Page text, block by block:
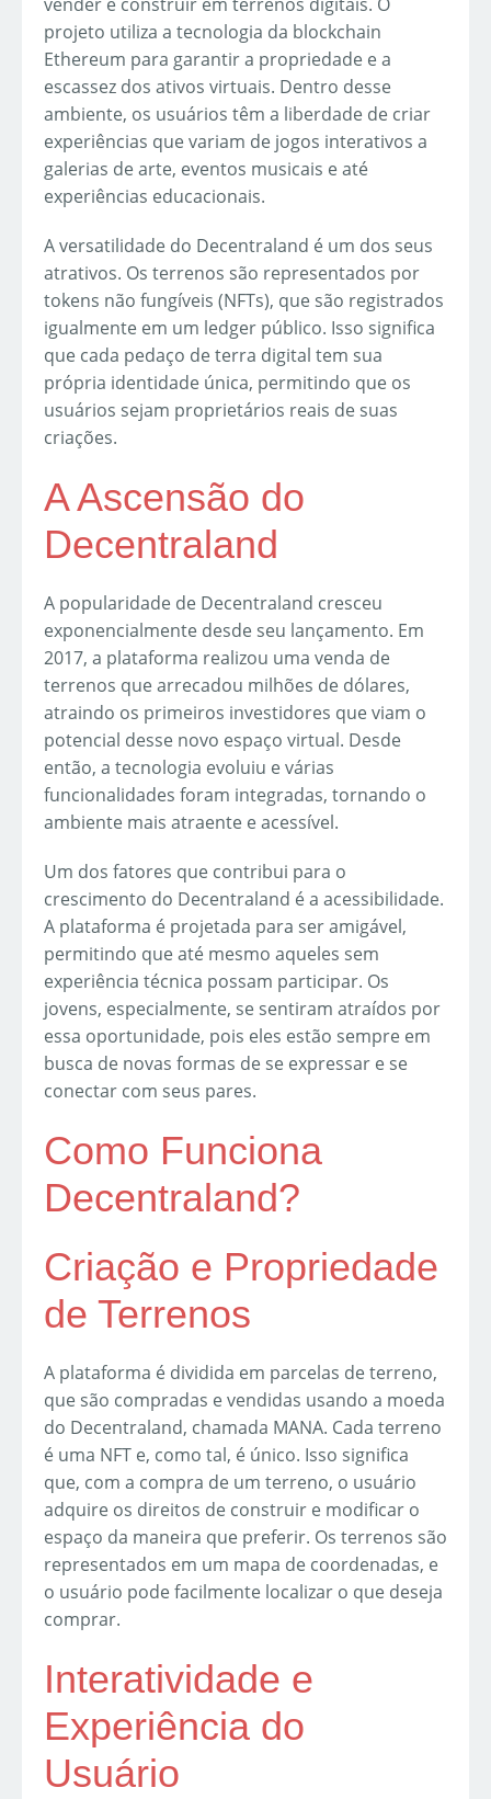
projeto utiliza a tecnologia da blockchain
Ethereum para garantir a propriedade e a
escassez dos ativos virtuais. Dentro desse
ambiente, os usuários têm a liberdade de criar
experiências que variam de jogos interativos a
galerias de arte, eventos musicais e até
experiências educacionais.
A versatilidade do Decentraland é um dos seus
atrativos. Os terrenos são representados por
tokens não fungíveis (NFTs), que são registrados
igualmente em um ledger público. Isso significa
que cada pedaço de terra digital tem sua
própria identidade única, permitindo que os
usuários sejam proprietários reais de suas
criações.
A Ascensão do
Decentraland
A popularidade de Decentraland cresceu
exponencialmente desde seu lançamento. Em
2017, a plataforma realizou uma venda de
terrenos que arrecadou milhões de dólares,
atraindo os primeiros investidores que viam o
potencial desse novo espaço virtual. Desde
então, a tecnologia evoluiu e várias
funcionalidades foram integradas, tornando o
ambiente mais atraente e acessível.
Um dos fatores que contribui para o
crescimento do Decentraland é a acessibilidade.
A plataforma é projetada para ser amigável,
permitindo que até mesmo aqueles sem
experiência técnica possam participar. Os
jovens, especialmente, se sentiram atraídos por
essa oportunidade, pois eles estão sempre em
busca de novas formas de se expressar e se
conectar com seus pares.
Como Funciona
Decentraland?
Criação e Propriedade
de Terrenos
A plataforma é dividida em parcelas de terreno,
que são compradas e vendidas usando a moeda
do Decentraland, chamada MANA. Cada terreno
é uma NFT e, como tal, é único. Isso significa
que, com a compra de um terreno, o usuário
adquire os direitos de construir e modificar o
espaço da maneira que preferir. Os terrenos são
representados em um mapa de coordenadas, e
o usuário pode facilmente localizar o que deseja
comprar.
Interatividade e
Experiência do
Usuário